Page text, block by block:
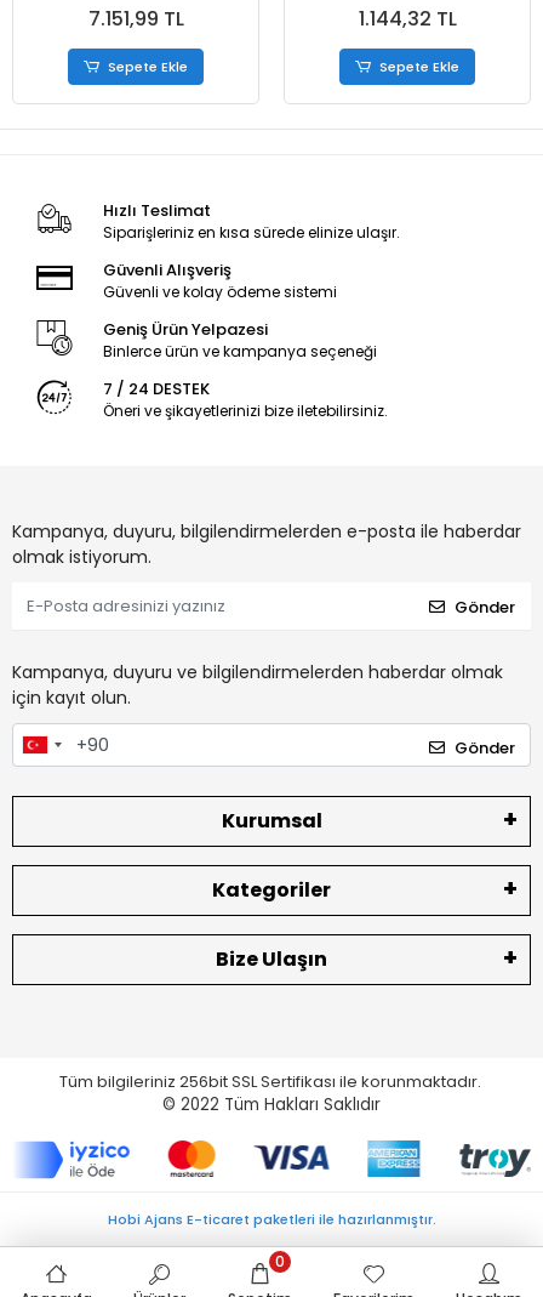
7.151,99 TL
Sepete Ekle
1.144,32 TL
Sepete Ekle
Hızlı Teslimat
Siparişleriniz en kısa sürede elinize ulaşır.
Güvenli Alışveriş
Güvenli ve kolay ödeme sistemi
Geniş Ürün Yelpazesi
Binlerce ürün ve kampanya seçeneği
7 / 24 DESTEK
Öneri ve şikayetlerinizi bize iletebilirsiniz.
Kampanya, duyuru, bilgilendirmelerden e-posta ile haberdar
olmak istiyorum.
Gönder
Kampanya, duyuru ve bilgilendirmelerden haberdar olmak
için kayıt olun.
Gönder
Kurumsal
Kategoriler
Bize Ulaşın
Tüm bilgileriniz 256bit SSL Sertifikası ile korunmaktadır.
© 2022 Tüm Hakları Saklıdır
0
Hobi Ajans E-ticaret paketleri ile hazırlanmıştır.